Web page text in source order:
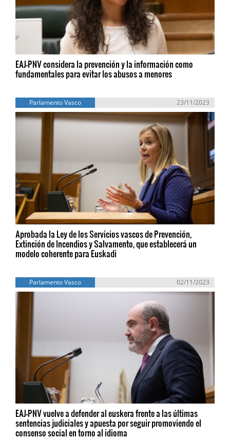
EAJ-PNV considera la prevención y la información como
fundamentales para evitar los abusos a menores
Parlamento Vasco 23/11/2023
Aprobada la Ley de los Servicios vascos de Prevención,
Extinción de Incendios y Salvamento, que establecerá un
modelo coherente para Euskadi
Parlamento Vasco 02/11/2023
EAJ-PNV vuelve a defender al euskera frente a las últimas
sentencias judiciales y apuesta por seguir promoviendo el
consenso social en torno al idioma